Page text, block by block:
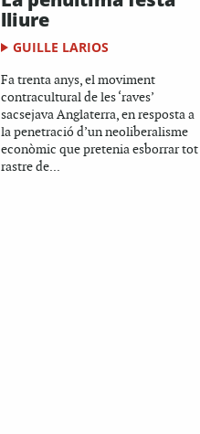
lliure
GUILLE LARIOS
Fa trenta anys, el moviment
contracultural de les ‘raves’
sacsejava Anglaterra, en resposta a
la penetració d’un neoliberalisme
econòmic que pretenia esborrar tot
rastre de...